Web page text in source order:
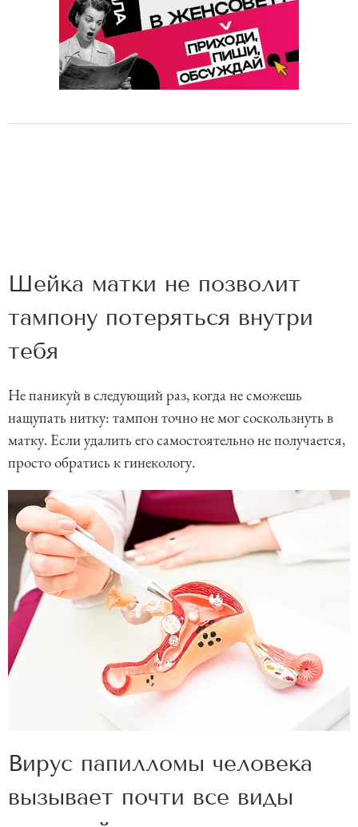
Шейка матки не позволит
тампону потеряться внутри
тебя
Не паникуй в следующий раз, когда не сможешь
нащупать нитку: тампон точно не мог соскользнуть в
матку. Если удалить его самостоятельно не получается,
просто обратись к гинекологу.
Вирус папилломы человека
вызывает почти все виды